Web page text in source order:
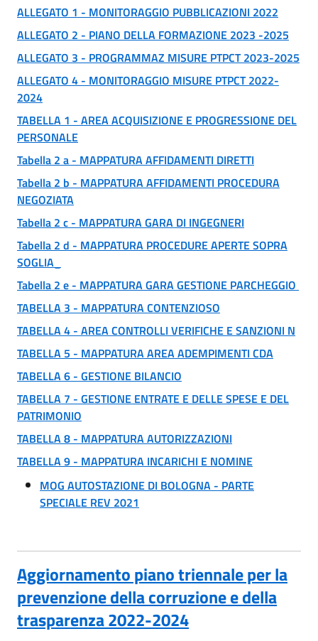
ALLEGATO 1 - MONITORAGGIO PUBBLICAZIONI 2022
ALLEGATO 2 - PIANO DELLA FORMAZIONE 2023 -2025
ALLEGATO 3 - PROGRAMMAZ MISURE PTPCT 2023-2025
ALLEGATO 4 - MONITORAGGIO MISURE PTPCT 2022-
2024
TABELLA 1 - AREA ACQUISIZIONE E PROGRESSIONE DEL
PERSONALE
Tabella 2 a - MAPPATURA AFFIDAMENTI DIRETTI
Tabella 2 b - MAPPATURA AFFIDAMENTI PROCEDURA
NEGOZIATA
Tabella 2 c - MAPPATURA GARA DI INGEGNERI
Tabella 2 d - MAPPATURA PROCEDURE APERTE SOPRA
SOGLIA_
Tabella 2 e - MAPPATURA GARA GESTIONE PARCHEGGIO
TABELLA 3 - MAPPATURA CONTENZIOSO
TABELLA 4 - AREA CONTROLLI VERIFICHE E SANZIONI N
TABELLA 5 - MAPPATURA AREA ADEMPIMENTI CDA
TABELLA 6 - GESTIONE BILANCIO
TABELLA 7 - GESTIONE ENTRATE E DELLE SPESE E DEL
PATRIMONIO
TABELLA 8 - MAPPATURA AUTORIZZAZIONI
TABELLA 9 - MAPPATURA INCARICHI E NOMINE
MOG AUTOSTAZIONE DI BOLOGNA - PARTE
SPECIALE REV 2021
Aggiornamento piano triennale per la
prevenzione della corruzione e della
trasparenza 2022-2024